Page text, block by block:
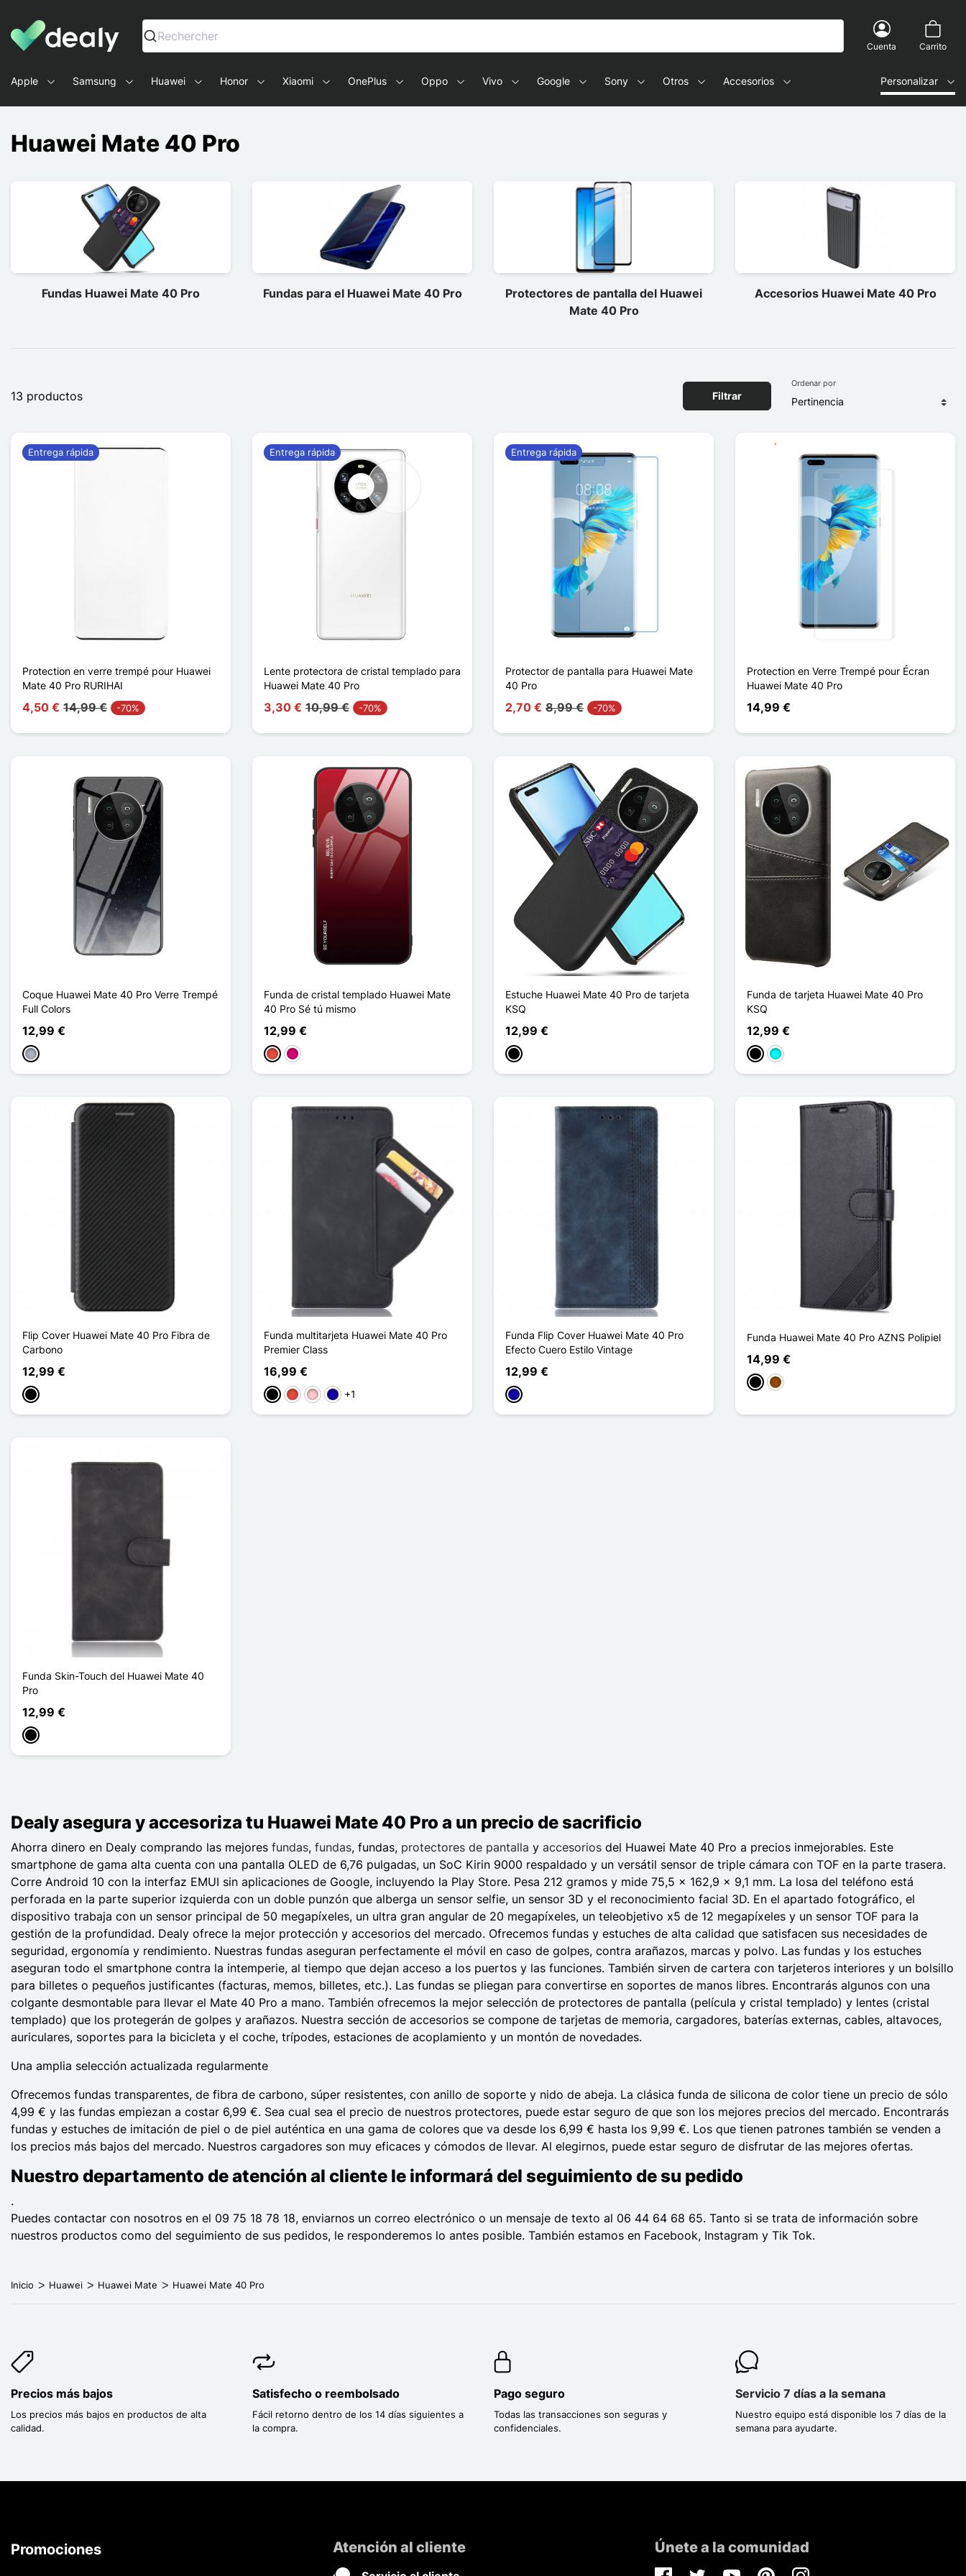
Dealy - Fundas y accesorios para smartphones y tablets
Rechercher
Cuenta Carrito
Apple Samsung Huawei Honor Xiaomi OnePlus Oppo Vivo Google Sony Otros Accesorios Personalizar
Huawei Mate 40 Pro
Fundas Huawei Mate 40 Pro Fundas para el Huawei Mate 40 Pro
Protectores de pantalla del Huawei
Mate 40 Pro
Accesorios Huawei Mate 40 Pro
13 productos Filtrar
Ordenar por
Protection en verre trempé pour Huawei
Mate 40 Pro RURIHAI
4,50 € 14,99 € -70%
Entrega rápida
Lente protectora de cristal templado para
Huawei Mate 40 Pro
3,30 € 10,99 € -70%
Entrega rápida
Protector de pantalla para Huawei Mate
40 Pro
2,70 € 8,99 € -70%
Entrega rápida
Protection en Verre Trempé pour Écran
Huawei Mate 40 Pro
14,99 €
Coque Huawei Mate 40 Pro Verre Trempé
Full Colors
12,99 €
Gris
Funda de cristal templado Huawei Mate
40 Pro Sé tú mismo
12,99 €
RojoMagenta
Estuche Huawei Mate 40 Pro de tarjeta
KSQ
12,99 €
Negro
Funda de tarjeta Huawei Mate 40 Pro
KSQ
12,99 €
NegroCian
Flip Cover Huawei Mate 40 Pro Fibra de
Carbono
12,99 €
Negro
Funda multitarjeta Huawei Mate 40 Pro
Premier Class
16,99 €
NegroRojoRosaAzul oscuro
+1
Funda Flip Cover Huawei Mate 40 Pro
Efecto Cuero Estilo Vintage
12,99 €
Azul oscuro
Funda Huawei Mate 40 Pro AZNS Polipiel
14,99 €
NegroMarrón
Funda Skin-Touch del Huawei Mate 40
Pro
12,99 €
Negro
Dealy asegura y accesoriza tu Huawei Mate 40 Pro a un precio de sacrificio
Ahorra dinero en Dealy comprando las mejores fundas, fundas, fundas, protectores de pantalla y accesorios del Huawei Mate 40 Pro a precios inmejorables. Este
smartphone de gama alta cuenta con una pantalla OLED de 6,76 pulgadas, un SoC Kirin 9000 respaldado y un versátil sensor de triple cámara con TOF en la parte trasera.
Corre Android 10 con la interfaz EMUI sin aplicaciones de Google, incluyendo la Play Store. Pesa 212 gramos y mide 75,5 x 162,9 x 9,1 mm. La losa del teléfono está
perforada en la parte superior izquierda con un doble punzón que alberga un sensor selfie, un sensor 3D y el reconocimiento facial 3D. En el apartado fotográfico, el
dispositivo trabaja con un sensor principal de 50 megapíxeles, un ultra gran angular de 20 megapíxeles, un teleobjetivo x5 de 12 megapíxeles y un sensor TOF para la
gestión de la profundidad. Dealy ofrece la mejor protección y accesorios del mercado. Ofrecemos fundas y estuches de alta calidad que satisfacen sus necesidades de
seguridad, ergonomía y rendimiento. Nuestras fundas aseguran perfectamente el móvil en caso de golpes, contra arañazos, marcas y polvo. Las fundas y los estuches
aseguran todo el smartphone contra la intemperie, al tiempo que dejan acceso a los puertos y las funciones. También sirven de cartera con tarjeteros interiores y un bolsillo
para billetes o pequeños justificantes (facturas, memos, billetes, etc.). Las fundas se pliegan para convertirse en soportes de manos libres. Encontrarás algunos con una
colgante desmontable para llevar el Mate 40 Pro a mano. También ofrecemos la mejor selección de protectores de pantalla (película y cristal templado) y lentes (cristal
templado) que los protegerán de golpes y arañazos. Nuestra sección de accesorios se compone de tarjetas de memoria, cargadores, baterías externas, cables, altavoces,
auriculares, soportes para la bicicleta y el coche, trípodes, estaciones de acoplamiento y un montón de novedades.
Una amplia selección actualizada regularmente
Ofrecemos fundas transparentes, de fibra de carbono, súper resistentes, con anillo de soporte y nido de abeja. La clásica funda de silicona de color tiene un precio de sólo
4,99 € y las fundas empiezan a costar 6,99 €. Sea cual sea el precio de nuestros protectores, puede estar seguro de que son los mejores precios del mercado. Encontrarás
fundas y estuches de imitación de piel o de piel auténtica en una gama de colores que va desde los 6,99 € hasta los 9,99 €. Los que tienen patrones también se venden a
los precios más bajos del mercado. Nuestros cargadores son muy eficaces y cómodos de llevar. Al elegirnos, puede estar seguro de disfrutar de las mejores ofertas.
Nuestro departamento de atención al cliente le informará del seguimiento de su pedido
.
Puedes contactar con nosotros en el 09 75 18 78 18, enviarnos un correo electrónico o un mensaje de texto al 06 44 64 68 65. Tanto si se trata de información sobre
nuestros productos como del seguimiento de sus pedidos, le responderemos lo antes posible. También estamos en Facebook, Instagram y Tik Tok.
Inicio Huawei Huawei Mate Huawei Mate 40 Pro
Precios más bajos
Los precios más bajos en productos de alta
calidad.
Satisfecho o reembolsado
Fácil retorno dentro de los 14 días siguientes a
la compra.
Pago seguro
Todas las transacciones son seguras y
confidenciales.
Servicio 7 días a la semana
Nuestro equipo está disponible los 7 días de la
semana para ayudarte.
Promociones
Atención al cliente Únete a la comunidad